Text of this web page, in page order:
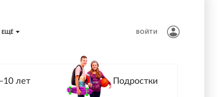
ЕЩЁ ВОЙТИ
лет Подростки